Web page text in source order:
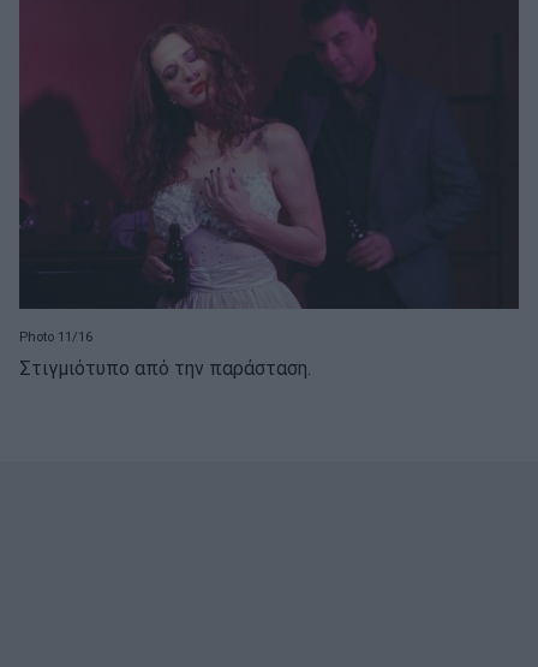
Photo 11/16
Στιγμιότυπο από την παράσταση.